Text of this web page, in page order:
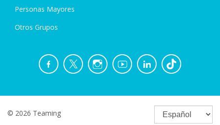
Personas Mayores
Otros Grupos
© 2026 Teaming